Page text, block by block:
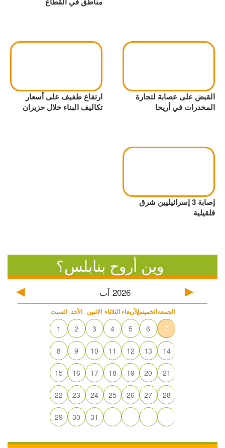
القبض على عصابة لتجارة
المخدرات في أريحا
ارتفاع طفيف على أسعار
تكاليف البناء خلال حزيران
إصابة 3 إسرائيليين شرق
قلقيلية
وين أروح بنابلس؟
2026 آب
السبت الأحد الاثنين الثلاثاء الأربعاءالخميسالجمعة
1 2 3 4 5 6 7
8 9 10 11 12 13 14
15 16 17 18 19 20 21
22 23 24 25 26 27 28
29 30 31